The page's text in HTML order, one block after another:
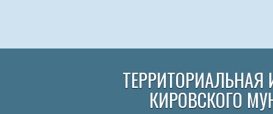
КИРОВСКОГО